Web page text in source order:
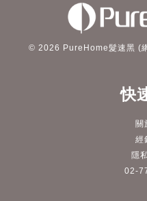
© 2026 PureHome髮速黑 (
快
關
經
隱
02-